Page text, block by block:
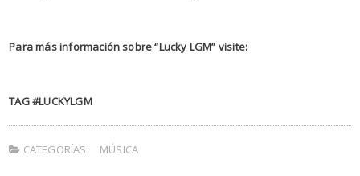
Para más información sobre “Lucky LGM” visite:
TAG #LUCKYLGM
CATEGORÍAS: MÚSICA